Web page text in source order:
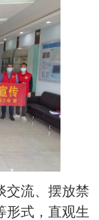
流、摆放禁
形式，直观生